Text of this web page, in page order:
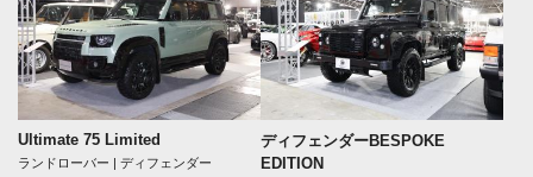
Ultimate 75 Limited
ランドローバー | ディフェンダー
ディフェンダーBESPOKE
EDITION